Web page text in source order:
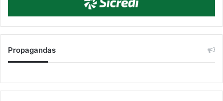
Propagandas